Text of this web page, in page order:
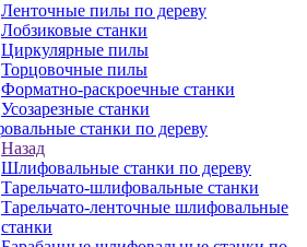
Ленточные пилы по дереву
Лобзиковые станки
Циркулярные пилы
Торцовочные пилы
Форматно-раскроечные станки
Усозарезные станки
станки по дереву
Назад
Шлифовальные станки по дереву
Тарельчато-шлифовальные станки
Тарельчато-ленточные шлифовальные
станки